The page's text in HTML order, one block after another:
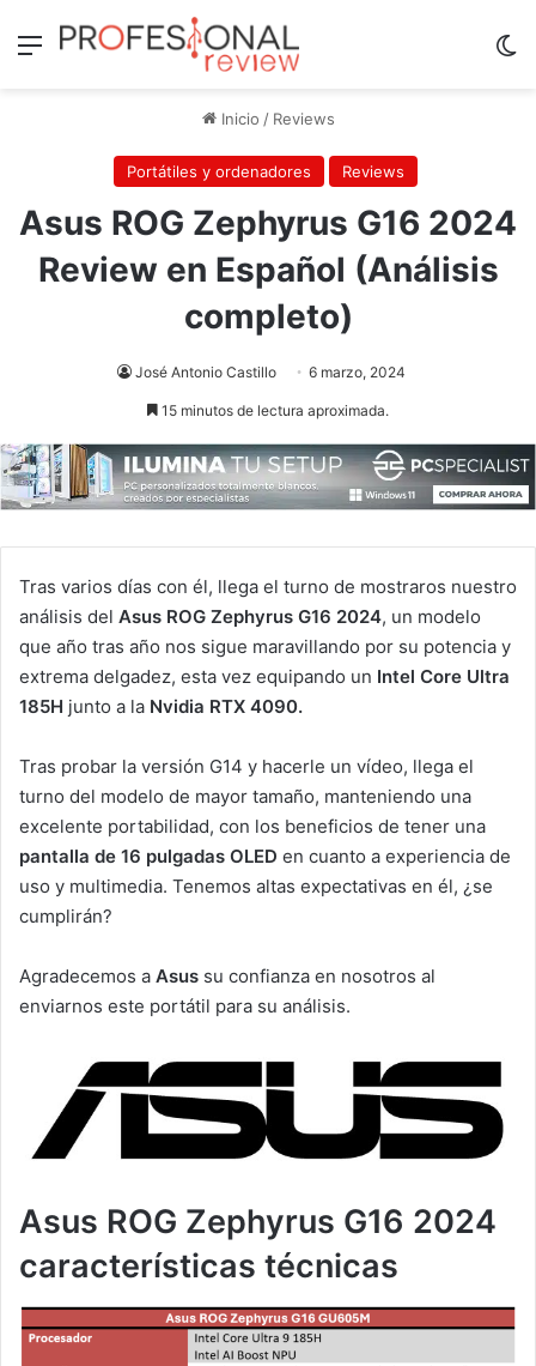
Menú
Inicio / Reviews
Portátiles y ordenadores Reviews
Asus ROG Zephyrus G16 2024
Review en Español (Análisis
completo)
José Antonio Castillo 6 marzo, 2024
15 minutos de lectura aproximada.
Tras varios días con él, llega el turno de mostraros nuestro
análisis del Asus ROG Zephyrus G16 2024, un modelo
que año tras año nos sigue maravillando por su potencia y
extrema delgadez, esta vez equipando un Intel Core Ultra
185H junto a la Nvidia RTX 4090.
Tras probar la versión G14 y hacerle un vídeo, llega el
turno del modelo de mayor tamaño, manteniendo una
excelente portabilidad, con los beneficios de tener una
pantalla de 16 pulgadas OLED en cuanto a experiencia de
uso y multimedia. Tenemos altas expectativas en él, ¿se
cumplirán?
Agradecemos a Asus su confianza en nosotros al
enviarnos este portátil para su análisis.
Asus ROG Zephyrus G16 2024
características técnicas